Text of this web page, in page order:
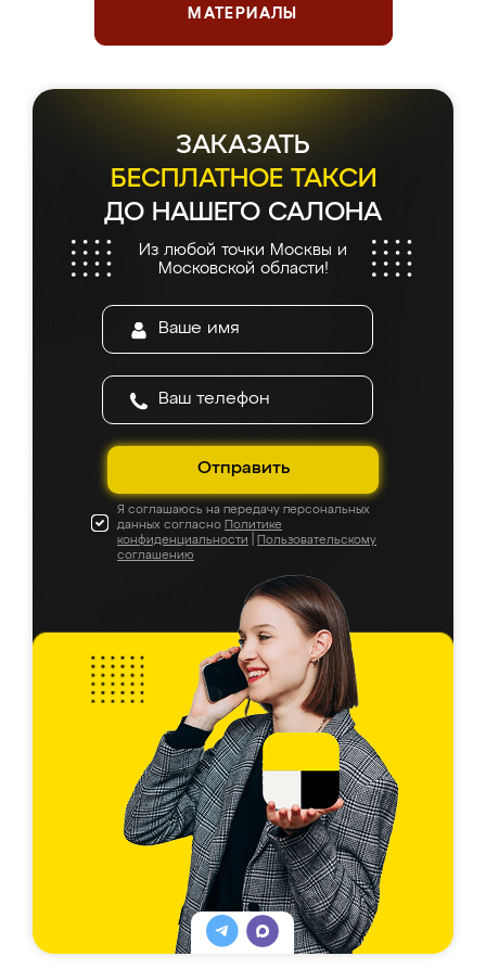
МАТЕРИАЛЫ
ЗАКАЗАТЬ
БЕСПЛАТНОЕ ТАКСИ
ДО НАШЕГО САЛОНА
Из любой точки Москвы и
Московской области!
Отправить
Я соглашаюсь на передачу персональных
данных согласно Политике
конфиденциальности
Пользовательскому
соглашению